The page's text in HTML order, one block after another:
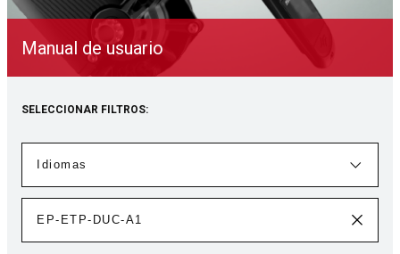
Manual de usuario
SELECCIONAR FILTROS: